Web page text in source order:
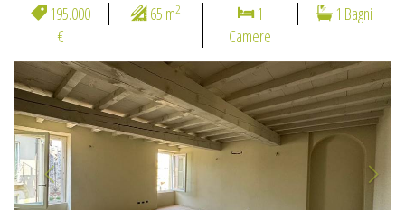
195.000
€
65 m2
1
Camere
1 Bagni
Previous Next